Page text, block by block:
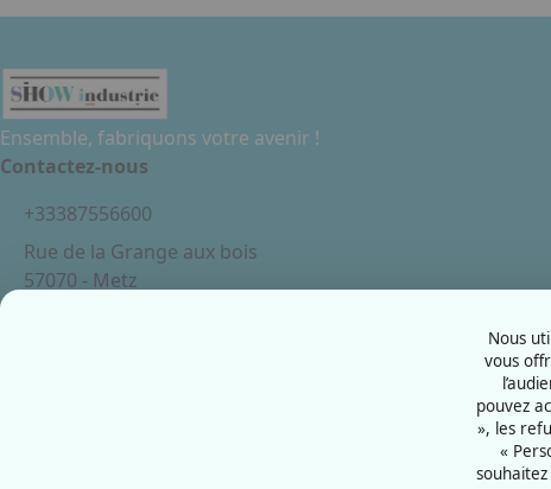
Ensemble, fabriquons votre avenir !
Contactez-nous
+33387556600
Rue de la Grange aux bois
57070 - Metz
Nous
vous
pouvez
», les
«